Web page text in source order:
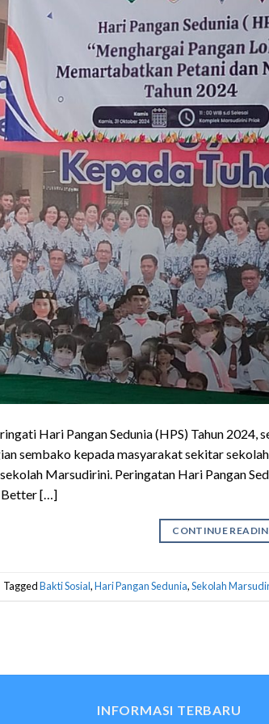
Hari Pangan Sedunia (HPS) Tahun
sembako kepada masyarakat sekitar
Marsudirini. Peringatan Hari Pangan
Better […]
CONTINUE
TaggedBakti Sosial,Hari Pangan Sedunia,Sekolah
INFORMASI TERBARU